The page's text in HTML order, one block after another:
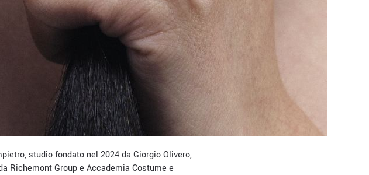
studio fondato nel 2024 da Giorgio Olivero,
Richemont Group e Accademia Costume e